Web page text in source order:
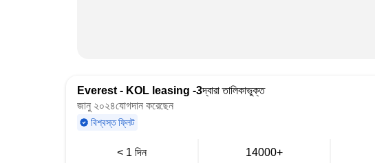
Everest - KOL leasing -3দ্বারা তালিকাভুক্ত
জানু ২০২৪যোগদান করেছেন
বিশ্বস্ত ফ্লিট
< 1 দিন 14000+